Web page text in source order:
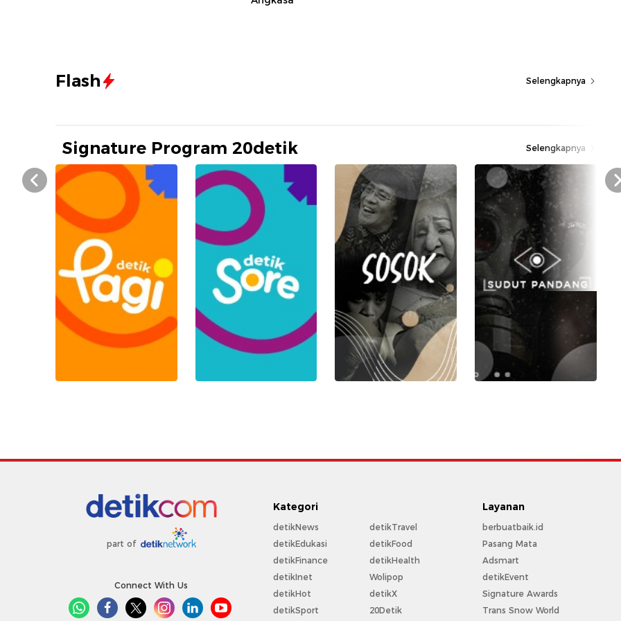
Flash Selengkapnya
Prev
Signature Program 20detik Selengkapnya
part of
Connect With Us
Kategori
detikNews
detikEdukasi
detikFinance
detikInet
detikHot
detikSport
detikTravel
detikFood
detikHealth
Wolipop
detikX
20Detik
Layanan
berbuatbaik.id
Pasang Mata
Adsmart
detikEvent
Signature Awards
Trans Snow World